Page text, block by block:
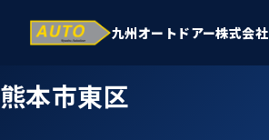
九州オートドアー株式会社
ホーム›施工事例›熊本
熊本市東区